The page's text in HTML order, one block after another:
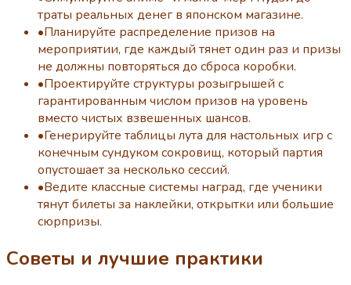
траты реальных денег в японском магазине.
•Планируйте распределение призов на
мероприятии, где каждый тянет один раз и призы
не должны повторяться до сброса коробки.
•Проектируйте структуры розыгрышей с
гарантированным числом призов на уровень
вместо чистых взвешенных шансов.
•Генерируйте таблицы лута для настольных игр с
конечным сундуком сокровищ, который партия
опустошает за несколько сессий.
•Ведите классные системы наград, где ученики
тянут билеты за наклейки, открытки или большие
сюрпризы.
Советы и лучшие практики